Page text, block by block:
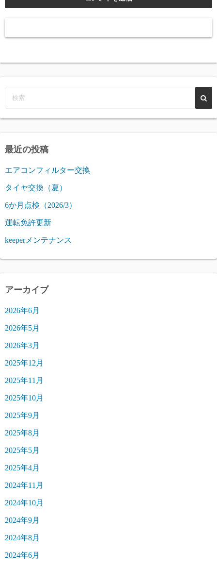
最近の投稿
エアコンフィルター交換
タイヤ交換（夏）
6か月点検（2026/3）
運転免許更新
keeperメンテナンス
アーカイブ
2026年6月
2026年5月
2026年3月
2025年12月
2025年11月
2025年10月
2025年9月
2025年8月
2025年5月
2025年4月
2024年11月
2024年10月
2024年9月
2024年8月
2024年6月